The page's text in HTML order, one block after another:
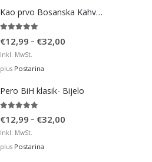
Kao prvo Bosanska Kahva (bijela)
€12,99 – €32,00
€32,00
Inkl. MwSt.
plus Postarina
Pero BiH klasik- Bijelo
€12,99 – €32,00
Inkl. MwSt.
plus Postarina